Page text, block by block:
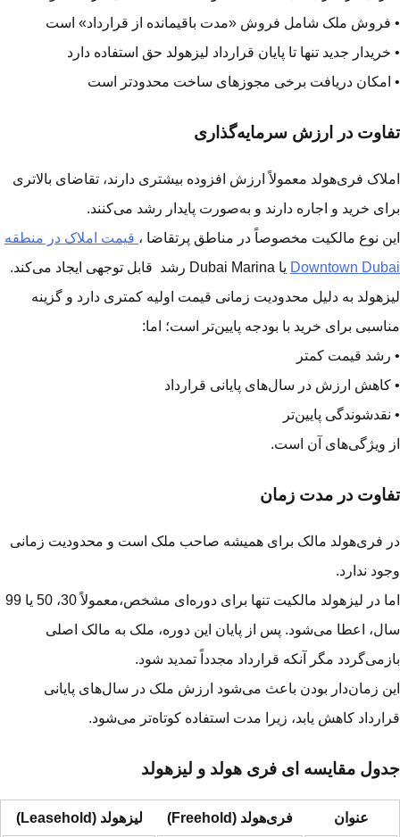
فروش ملک شامل فروش «مدت باقیمانده از قرارداد» است
جدید تنها تا پایان قرارداد لیزهولد حق استفاده دارد
امکان دریافت برخی مجوزهای ساخت محدودتر است
در ارزش سرمایه‌گذاری
فری‌هولد معمولاً ارزش افزوده بیشتری دارند، تقاضای بالاتری
خرید و اجاره دارند و به‌صورت پایدار رشد می‌کنند.
نوع مالکیت مخصوصاً در مناطق پرتقاضا ، قیمت املاک در منطقه
Downtownیا Dubai Marina رشد قابل توجهی ایجاد می‌کند.
به دلیل محدودیت زمانی قیمت اولیه کمتری دارد و گزینه
برای خرید با بودجه پایین‌تر است؛ اما:
رشد قیمت کمتر
ارزش در سال‌های پایانی قرارداد
پایین‌تر
ویژگی‌های آن است.
در مدت زمان
فری‌هولد مالک برای همیشه صاحب ملک است و محدودیت زمانی
ندارد.
اما در لیزهولد مالکیت تنها برای دوره‌ای مشخص،معمولاً 30، 50 یا 99
اعطا می‌شود. پس از پایان این دوره، ملک به مالک اصلی
مگر آنکه قرارداد مجدداً تمدید شود.
زمان‌دار بودن باعث می‌شود ارزش ملک در سال‌های پایانی
کاهش یابد، زیرا مدت استفاده کوتاه‌تر می‌شود.
مقایسه ای فری هولد و لیزهولد
عنوان فری‌هولد (Freehold) لیزهولد (Leasehold)